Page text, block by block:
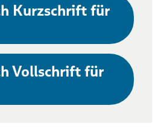
Kurzschrift für
Vollschrift für